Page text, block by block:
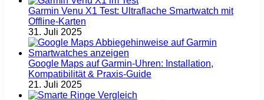
Garmin Venu X1 Test: Ultraflache Smartwatch mit
Offline-Karten
31. Juli 2025
Google Maps auf Garmin‑Uhren: Installation,
Kompatibilität & Praxis‑Guide
21. Juli 2025